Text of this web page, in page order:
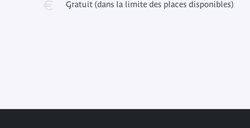
Gratuit (dans la limite des places disponibles)